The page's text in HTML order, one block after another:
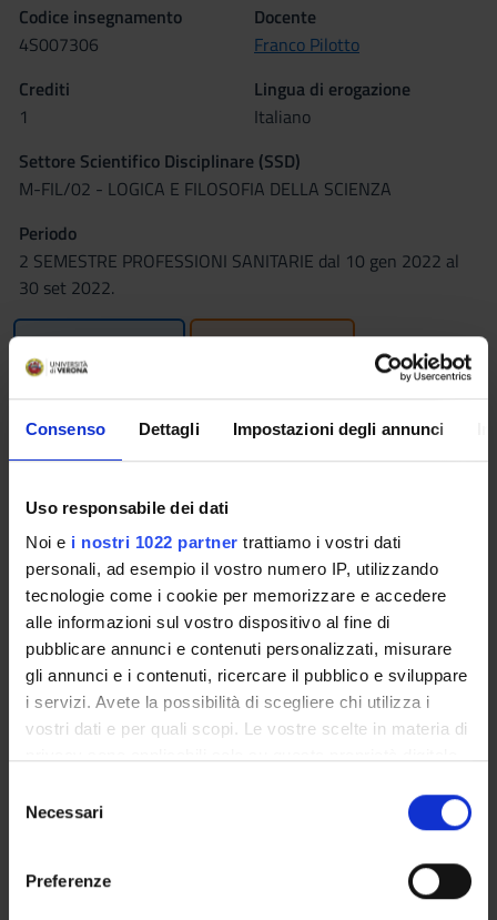
Consenso Dettagli Impostazioni degli annunci
Uso responsabile dei dati
Noi e i nostri 1022 partner trattiamo i vostri dati
personali, ad esempio il vostro numero IP, utilizzando
tecnologie come i cookie per memorizzare e accedere
alle informazioni sul vostro dispositivo al fine di
pubblicare annunci e contenuti personalizzati, misurare
gli annunci e i contenuti, ricercare il pubblico e sviluppare
i servizi. Avete la possibilità di scegliere chi utilizza i
vostri dati e per quali scopi. Le vostre scelte in materia di
modificare o revocare il proprio consenso in qualsiasi
momento dalla Dichiarazione sui cookie o facendo clic
Necessari
Preferenze
Codice insegnamento
4S007306
Docente
Franco Pilotto
Crediti
1
Lingua di erogazione
Italiano
Settore Scientifico Disciplinare (SSD)
M-FIL/02 - LOGICA E FILOSOFIA DELLA SCIENZA
Periodo
2 SEMESTRE PROFESSIONI SANITARIE dal 10 gen 2022 al
30 set 2022.
Orario Lezioni Moodle
Seminari 0
cui questo modulo appartiene, consultare:
organizzazione dell'insegnamento
Obiettivi formativi
Acquisire il metodo di analisi fattuale della filosofia, in
particolare la filosofia della scienza
Conoscere le implicazioni epistemologiche della medicina
come scienza, in particolare della clinica
Applicare e valorizzare i metodi della medicina nelle sue
articolazioni teoriche, cliniche proprie della diagnosi, della
Distinguere e comprendere il rapporto fra ricerca e pratica